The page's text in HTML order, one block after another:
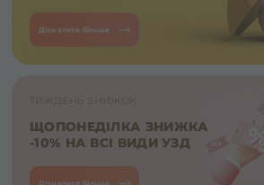
Дізнатися більше
ТИЖДЕНЬ ЗНИЖОК
ЩОПОНЕДІЛКА ЗНИЖКА
-10% НА ВСІ ВИДИ УЗД
Дізнатися більше